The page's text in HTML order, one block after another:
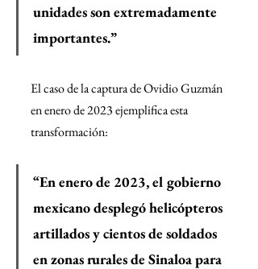
unidades son extremadamente
importantes.”
El caso de la captura de Ovidio Guzmán
en enero de 2023 ejemplifica esta
transformación:
“En enero de 2023, el gobierno
mexicano desplegó helicópteros
artillados y cientos de soldados
en zonas rurales de Sinaloa para